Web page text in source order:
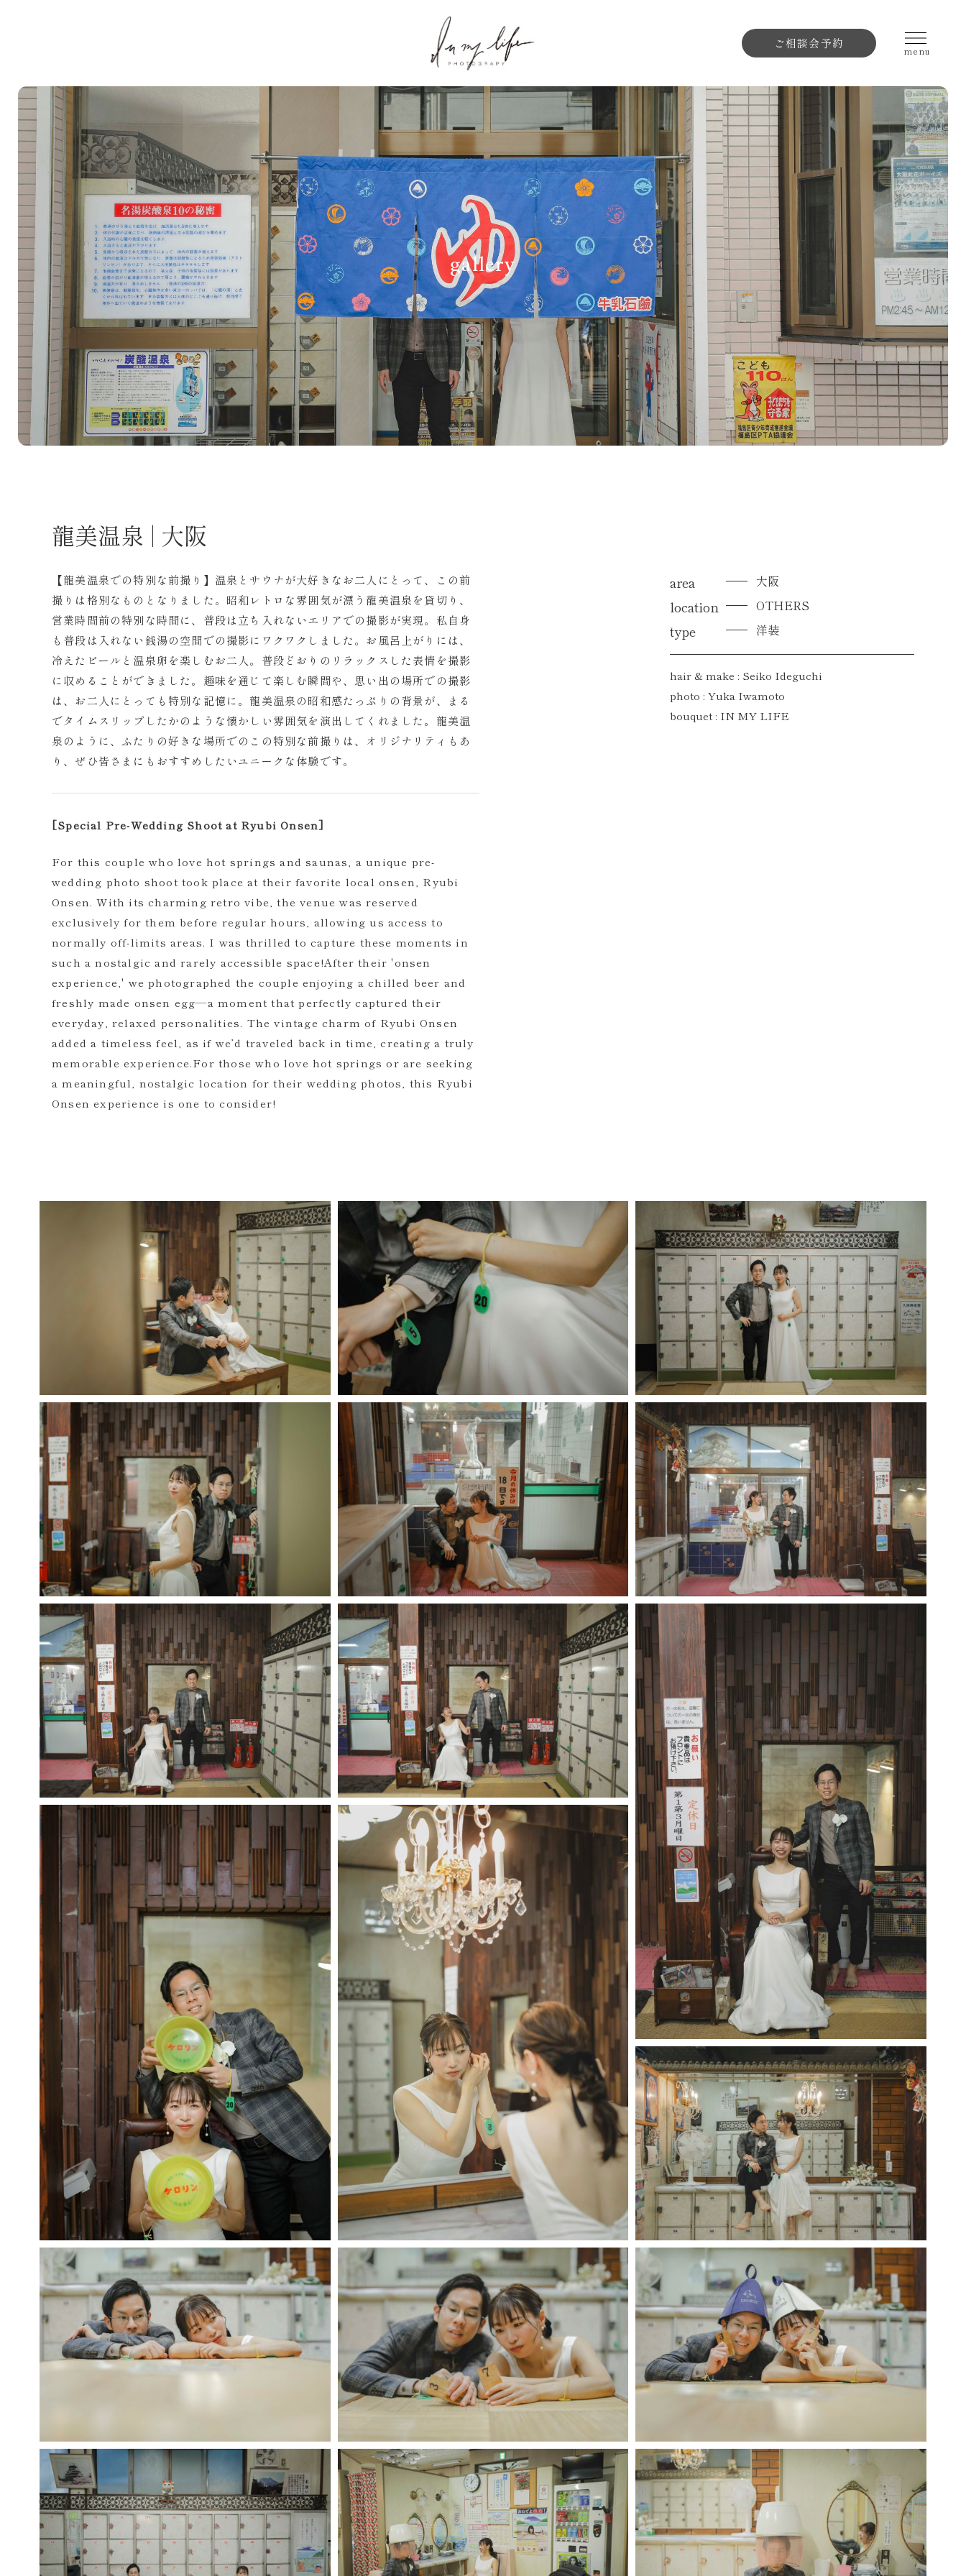
ご相談会予約
gallery
龍美温泉 | 大阪
【龍美温泉での特別な前撮り】温泉とサウナが大好きなお二人にとって、この前
撮りは格別なものとなりました。昭和レトロな雰囲気が漂う龍美温泉を貸切り、
営業時間前の特別な時間に、普段は立ち入れないエリアでの撮影が実現。私自身
も普段は入れない銭湯の空間での撮影にワクワクしました。お風呂上がりには、
冷えたビールと温泉卵を楽しむお二人。普段どおりのリラックスした表情を撮影
に収めることができました。趣味を通じて楽しむ瞬間や、思い出の場所での撮影
は、お二人にとっても特別な記憶に。龍美温泉の昭和感たっぷりの背景が、まる
でタイムスリップしたかのような懐かしい雰囲気を演出してくれました。龍美温
泉のように、ふたりの好きな場所でのこの特別な前撮りは、オリジナリティもあ
り、ぜひ皆さまにもおすすめしたいユニークな体験です。
[Special Pre-Wedding Shoot at Ryubi Onsen]
For this couple who love hot springs and saunas, a unique pre-
wedding photo shoot took place at their favorite local onsen, Ryubi
Onsen. With its charming retro vibe, the venue was reserved
exclusively for them before regular hours, allowing us access to
normally off-limits areas. I was thrilled to capture these moments in
such a nostalgic and rarely accessible space!After their 'onsen
experience,' we photographed the couple enjoying a chilled beer and
freshly made onsen egg—a moment that perfectly captured their
everyday, relaxed personalities. The vintage charm of Ryubi Onsen
added a timeless feel, as if we’d traveled back in time, creating a truly
memorable experience.For those who love hot springs or are seeking
a meaningful, nostalgic location for their wedding photos, this Ryubi
Onsen experience is one to consider!
area 大阪
location OTHERS
type 洋装
hair & make : Seiko Ideguchi
photo : Yuka Iwamoto
bouquet : IN MY LIFE